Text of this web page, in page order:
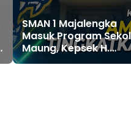
SMAN 1 Majalengka
Masuk Program
Maung, Kepsek H.
Mohamad Ali: Ini